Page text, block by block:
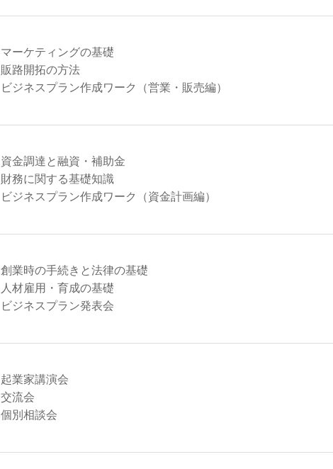
マーケティングの基礎
販路開拓の方法
ビジネスプラン作成ワーク（営業・販売編）
資金調達と融資・補助金
財務に関する基礎知識
ビジネスプラン作成ワーク（資金計画編）
創業時の手続きと法律の基礎
人材雇用・育成の基礎
ビジネスプラン発表会
起業家講演会
交流会
個別相談会